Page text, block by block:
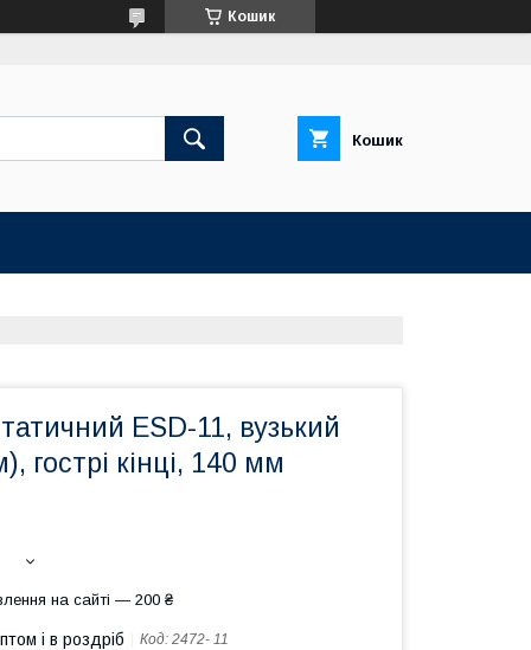
Кошик
Кошик
ESD-11, вузький
гострі кінці, 140 мм
на сайті — 200 ₴
і в роздріб Код: 2472- 11